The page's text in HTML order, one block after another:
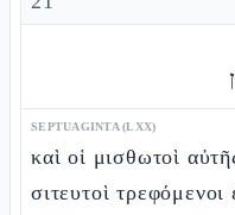
SEPTUAGINTA (LXX)
καὶ οἱ μισθωτοὶ
σιτευτοὶ τρεφόμενοι